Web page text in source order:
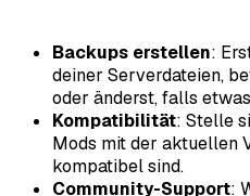
Backups erstellen:
deiner Serverdateien,
oder änderst, falls
Kompatibilität: Stelle
Mods mit der aktuellen
kompatibel sind.
Community-Support: